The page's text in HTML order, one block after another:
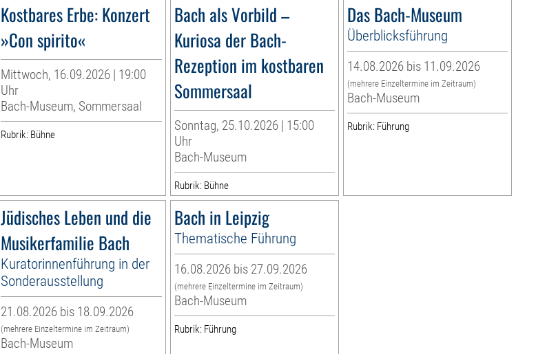
Kostbares Erbe: Konzert
»Con spirito«
Mittwoch, 16.09.2026 | 19:00
Uhr
Bach-Museum, Sommersaal
Rubrik: Bühne
Bach als Vorbild –
Kuriosa der Bach-
Rezeption im kostbaren
Sommersaal
Sonntag, 25.10.2026 | 15:00
Uhr
Bach-Museum
Rubrik: Bühne
Das Bach-Museum
Überblicksführung
14.08.2026 bis 11.09.2026
(mehrere Einzeltermine im Zeitraum)
Bach-Museum
Rubrik: Führung
Jüdisches Leben und die
Musikerfamilie Bach
Kuratorinnenführung in der
Sonderausstellung
21.08.2026 bis 18.09.2026
(mehrere Einzeltermine im Zeitraum)
Bach-Museum
Bach in Leipzig
Thematische Führung
16.08.2026 bis 27.09.2026
(mehrere Einzeltermine im Zeitraum)
Bach-Museum
Rubrik: Führung